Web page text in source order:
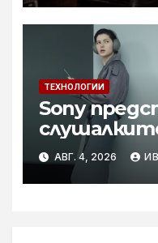
ТЕХНОЛОГИИ
Sony
1000XM6 в
Gray“
АВГ. 4, 2026